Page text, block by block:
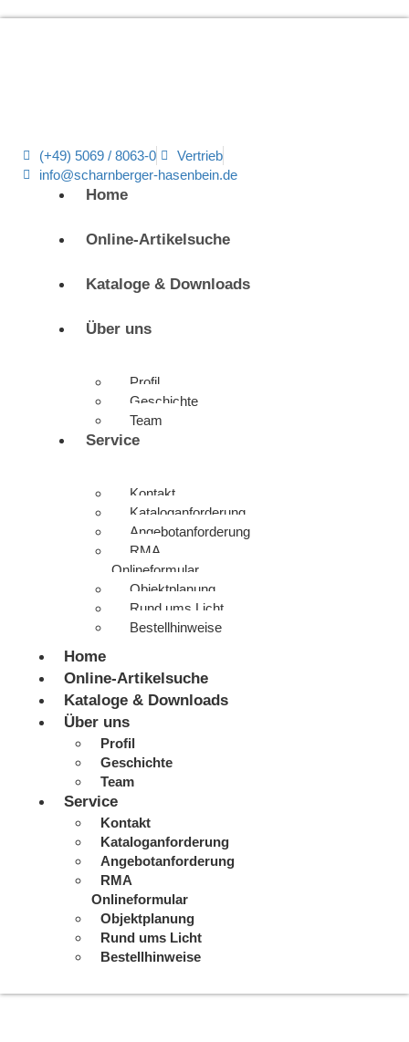
(+49) 5069 / 8063-0
Vertrieb
info@scharnberger-hasenbein.de
Home
Online-Artikelsuche
Kataloge & Downloads
Über uns
Profil
Geschichte
Team
Service
Kontakt
Kataloganforderung
Angebotanforderung
RMA
Onlineformular
Objektplanung
Rund ums Licht
Bestellhinweise
Home
Online-Artikelsuche
Kataloge & Downloads
Über uns
Profil
Geschichte
Team
Service
Kontakt
Kataloganforderung
Angebotanforderung
RMA
Onlineformular
Objektplanung
Rund ums Licht
Bestellhinweise